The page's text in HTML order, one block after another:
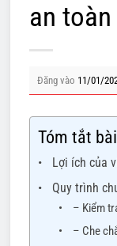
an toàn
Đăng vào 11/01/
Tóm tắt
Lợi ích của
Quy trình
– Kiểm
– Che